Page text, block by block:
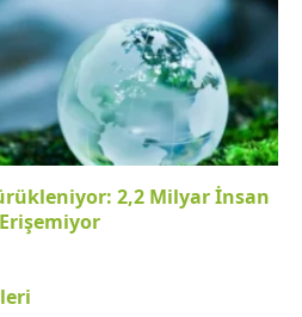
2,2 Milyar İnsan